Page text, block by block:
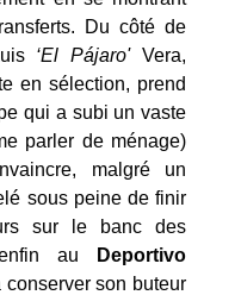
Du côté de
‘El Pájaro'Vera,
en sélection, prend
qui a subi un vaste
parler de ménage)
malgré un
sous peine de finir
sur le banc des
au
Deportivo
conserver son buteur